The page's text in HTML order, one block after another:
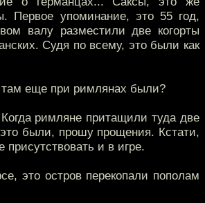
Первое упоминание, это 55 год,
валу разместили две когорты
Судя по всему, это были как
там еще при римлянах были?
римляне притащили туда две
были, прошу прощения. Кстати,
присутствовать и в игре.
это остров перекопали пополам